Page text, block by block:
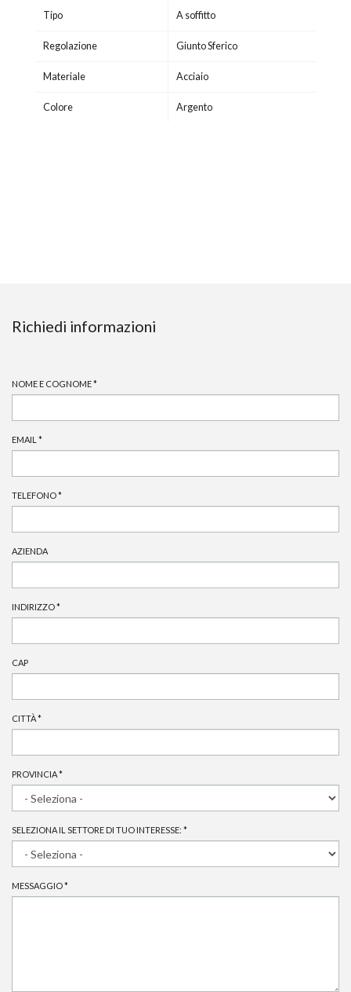
Tipo A soffitto
Regolazione Giunto Sferico
Materiale Acciaio
Colore Argento
Richiedi informazioni
NOME E COGNOME*
EMAIL *
TELEFONO*
AZIENDA
INDIRIZZO*
CAP
CITTÀ*
PROVINCIA*
SELEZIONA IL SETTORE DI TUO INTERESSE: *
MESSAGGIO*